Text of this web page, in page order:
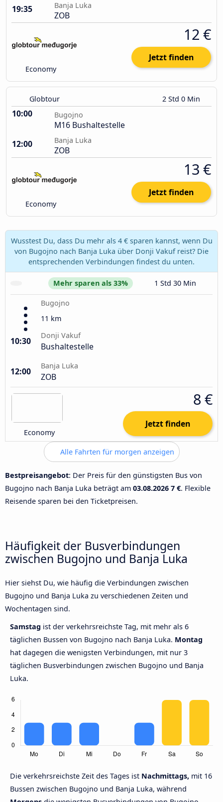
19:35
Banja Luka
ZOB
Economy
12 €
Jetzt finden
Globtour 2 Std 0 Min
10:00 Bugojno
M16 Bushaltestelle
12:00
Banja Luka
ZOB
Economy
13 €
Jetzt finden
Wusstest Du, dass Du mehr als 4 € sparen kannst, wenn Du
von Bugojno nach Banja Luka über Donji Vakuf reist? Die
entsprechenden Verbindungen findest du unten.
Mehr sparen als 33% 1 Std 30 Min
Bugojno
11 km
10:30
Donji Vakuf
Bushaltestelle
12:00
Banja Luka
ZOB
Economy
8 €
Jetzt finden
Alle Fahrten für morgen anzeigen
Bestpreisangebot: Der Preis für den günstigsten Bus von
Bugojno nach Banja Luka beträgt am 03.08.2026 7 €. Flexible
Reisende sparen bei den Ticketpreisen.
Häufigkeit der Busverbindungen
zwischen Bugojno und Banja Luka
Hier siehst Du, wie häufig die Verbindungen zwischen
Bugojno und Banja Luka zu verschiedenen Zeiten und
Wochentagen sind.
Samstag ist der verkehrsreichste Tag, mit mehr als 6
täglichen Bussen von Bugojno nach Banja Luka. Montag
hat dagegen die wenigsten Verbindungen, mit nur 3
täglichen Busverbindungen zwischen Bugojno und Banja
Luka.
Die verkehrsreichste Zeit des Tages ist Nachmittags, mit 16
Bussen zwischen Bugojno und Banja Luka, während